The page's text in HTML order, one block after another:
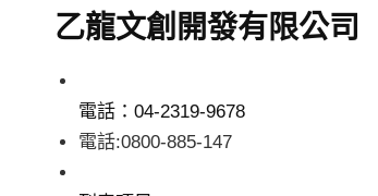
乙龍文創開發有限公司
電話：04-2319-9678
電話:0800-885-147